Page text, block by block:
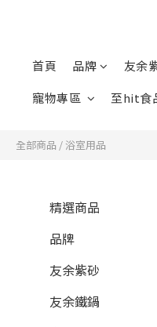
首頁 品牌 友余
寵物專區
至hit食
全部商品 / 浴室用品
精選商品
品牌
友余紫砂
友余鐵鍋